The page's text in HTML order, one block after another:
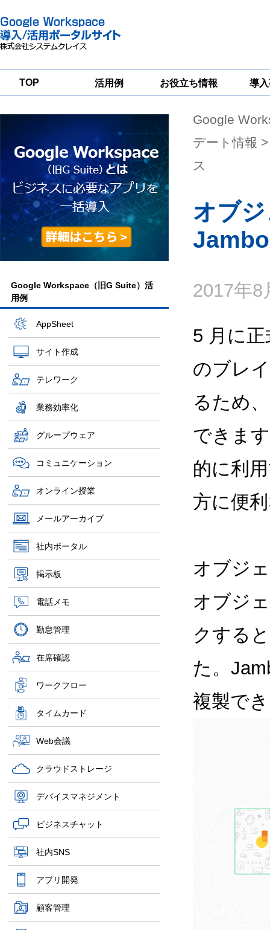
TOP 活用例 お役立ち情報
一
導
グループウェア
移行支援
Google
Workspace
セキュリティ
対策サービス
Google Workspace（旧G Suite）活
用例
AppSheet
サイト作成
テレワーク
業務効率化
グループウェア
コミュニケーション
オンライン授業
メールアーカイブ
社内ポータル
掲示板
電話メモ
勤怠管理
在席確認
ワークフロー
タイムカード
Web会議
クラウドストレージ
デバイスマネジメント
ビジネスチャット
社内SNS
アプリ開発
顧客管理
Google
デート情報
ス
オブ
2017年8
5 月に
のブレ
るため
できま
的に利
方に便
オブジ
オブジ
クする
た。
複製で